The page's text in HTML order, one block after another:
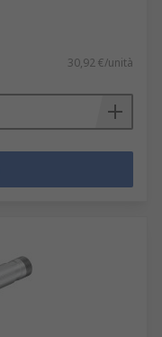
30,92 €/unità